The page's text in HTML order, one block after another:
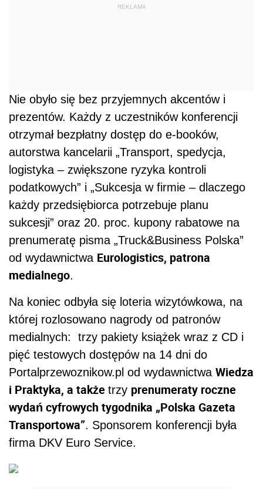
REKLAMA
Nie obyło się bez przyjemnych akcentów i
prezentów. Każdy z uczestników konferencji
otrzymał bezpłatny dostęp do e-booków,
autorstwa kancelarii „Transport, spedycja,
logistyka – zwiększone ryzyka kontroli
podatkowych” i „Sukcesja w firmie – dlaczego
każdy przedsiębiorca potrzebuje planu
sukcesji” oraz 20. proc. kupony rabatowe na
prenumeratę pisma „Truck&Business Polska”
od wydawnictwa Eurologistics, patrona
medialnego.
Na koniec odbyła się loteria wizytówkowa, na
której rozlosowano nagrody od patronów
medialnych: trzy pakiety książek wraz z CD i
pięć testowych dostępów na 14 dni do
Portalprzewoznikow.pl od wydawnictwa Wiedza
i Praktyka, a także trzy prenumeraty roczne
wydań cyfrowych tygodnika „Polska Gazeta
Transportowa”. Sponsorem konferencji była
firma DKV Euro Service.